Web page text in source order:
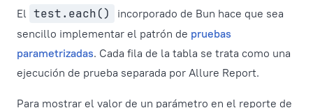
El test.each()
incorporado de Bun hace que sea
sencillo implementar el patrón de pruebas
parametrizadas. Cada fila de la tabla se trata como una
ejecución de prueba separada por Allure Report.
Para mostrar el valor de un parámetro en el reporte de